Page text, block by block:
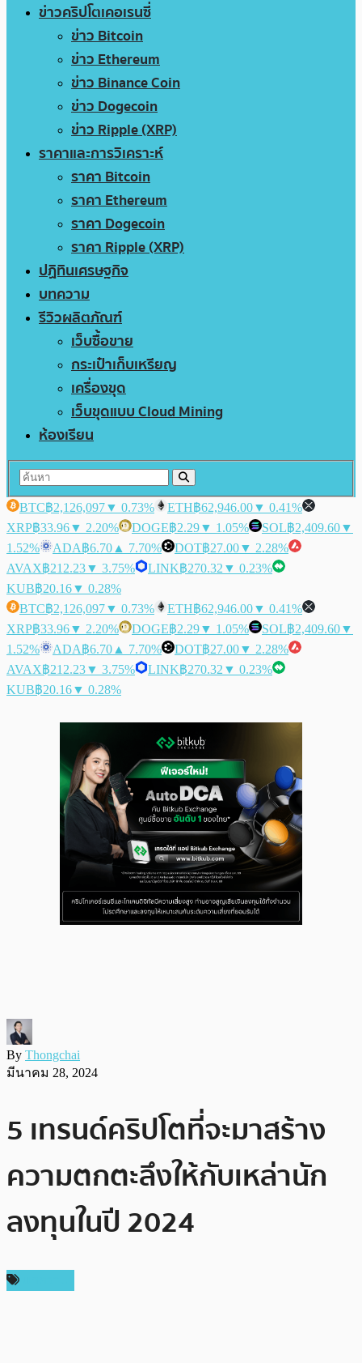
ข่าวคริปโตเคอเรนซี่
ข่าว Bitcoin
ข่าว Ethereum
ข่าว Binance Coin
ข่าว Dogecoin
ข่าว Ripple (XRP)
ราคาและการวิเคราะห์
ราคา Bitcoin
ราคา Ethereum
ราคา Dogecoin
ราคา Ripple (XRP)
ปฏิทินเศรษฐกิจ
บทความ
รีวิวผลิตภัณฑ์
เว็บซื้อขาย
กระเป๋าเก็บเหรียญ
เครื่องขุด
เว็บขุดแบบ Cloud Mining
ห้องเรียน
BTC฿2,126,097▼ 0.73% ETH฿62,946.00▼ 0.41%
XRP฿33.96▼ 2.20% DOGE฿2.29▼ 1.05% SOL฿2,409.60▼
1.52%
ADA฿6.70 ▲ 7.70% DOT฿27.00▼ 2.28%
AVAX฿212.23▼ 3.75% LINK฿270.32 ▼ 0.23%
KUB฿20.16▼ 0.28%
BTC฿2,126,097▼ 0.73% ETH฿62,946.00▼ 0.41%
XRP฿33.96▼ 2.20% DOGE฿2.29▼ 1.05% SOL฿2,409.60▼
1.52%
ADA฿6.70 ▲ 7.70% DOT฿27.00▼ 2.28%
AVAX฿212.23▼ 3.75% LINK฿270.32 ▼ 0.23%
KUB฿20.16▼ 0.28%
By Thongchai
มีนาคม 28, 2024
5 เทรนด์คริปโตที่จะมาสร้าง
ความตกตะลึงให้กับเหล่านัก
ลงทุนในปี 2024